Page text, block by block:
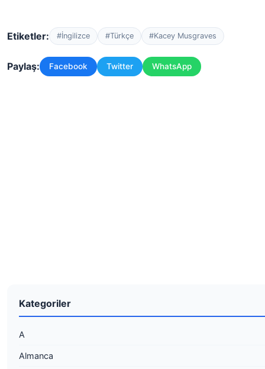
Etiketler: #İngilizce #Türkçe #Kacey Musgraves
Paylaş: Facebook Twitter WhatsApp
Kategoriler
A
Almanca